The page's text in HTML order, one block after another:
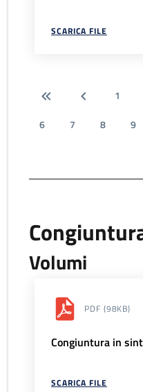
SCARICA FILE
1
6
7 8 9
Volumi
PDF (98KB)
Congiuntura in
SCARICA FILE